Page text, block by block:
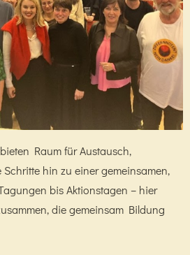
bieten Raum für Austausch,
hin zu einer gemeinsamen,
bis Aktionstagen – hier
die gemeinsam Bildung